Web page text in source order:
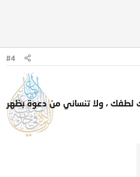
#4
لطفك ، ولا تنساني من دعوة بظهر